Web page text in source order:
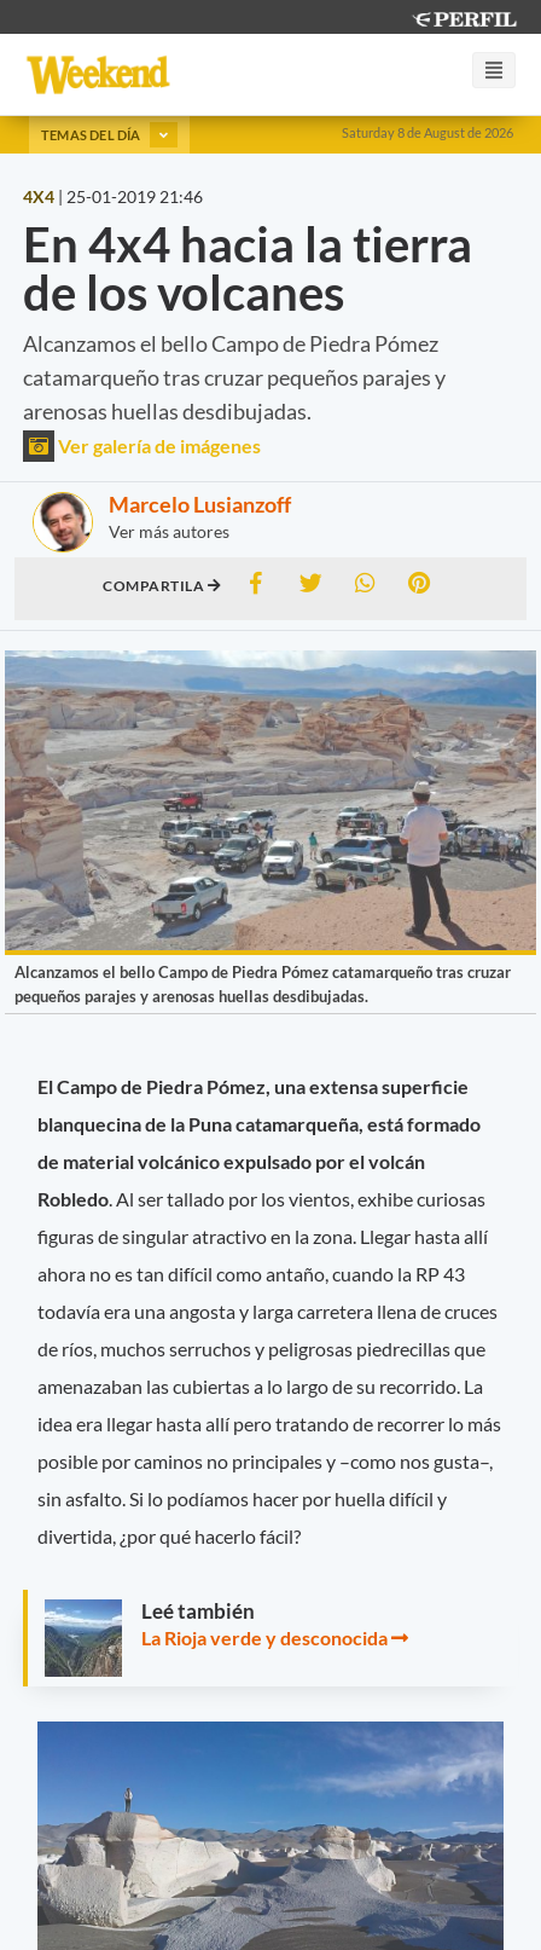
Saturday 8 de August de 2026
TEMAS DEL DÍA
4X4 | 25-01-2019 21:46
En 4x4 hacia la tierra
de los volcanes
Alcanzamos el bello Campo de Piedra Pómez
catamarqueño tras cruzar pequeños parajes y
arenosas huellas desdibujadas.
Ver galería de imágenes
Marcelo Lusianzoff
Ver más autores
COMPARTILA
Alcanzamos el bello Campo de Piedra Pómez catamarqueño tras cruzar
pequeños parajes y arenosas huellas desdibujadas.
El Campo de Piedra Pómez, una extensa superficie
blanquecina de la Puna catamarqueña, está formado
de material volcánico expulsado por el volcán
Robledo . Al ser tallado por los vientos, exhibe curiosas
figuras de singular atractivo en la zona. Llegar hasta allí
ahora no es tan difícil como antaño, cuando la RP 43
todavía era una angosta y larga carretera llena de cruces
de ríos, muchos serruchos y peligrosas piedrecillas que
amenazaban las cubiertas a lo largo de su recorrido. La
idea era llegar hasta allí pero tratando de recorrer lo más
posible por caminos no principales y –como nos gusta–,
sin asfalto. Si lo podíamos hacer por huella difícil y
divertida, ¿por qué hacerlo fácil?
Leé también
La Rioja verde y desconocida